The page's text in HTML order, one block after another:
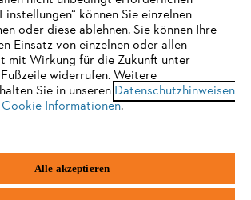
Impressum Cookies
AG, 8617 Mönchaltorf
Browser, den wir noch nicht unterstützen. Für
unserer Seite empfehlen wir Ihnen, zu
Browser zu wechseln:
Chrome
können Sie einzelnen
oder diese ablehnen. Sie können Ihre
Einsatz von einzelnen oder allen
mit Wirkung für die Zukunft unter
widerrufen. Weitere
Sie in unseren Datenschutzhinweisen
Cookie Informationen.
Alle akzeptieren